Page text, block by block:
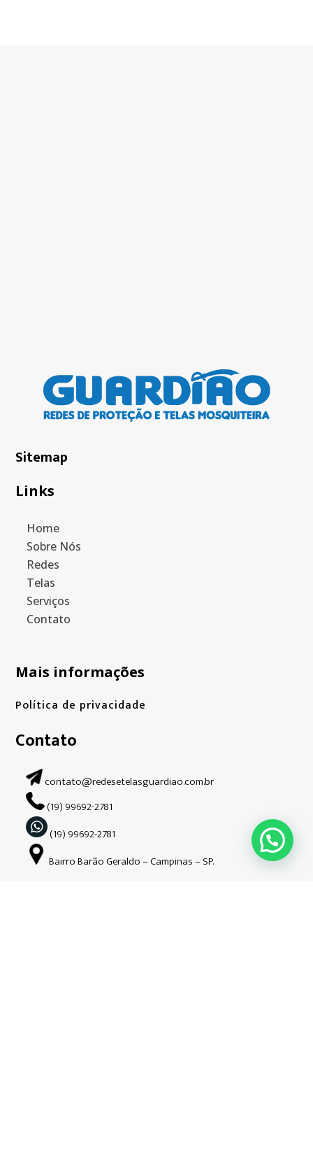
Sitemap
Links
Home
Sobre Nós
Redes
Telas
Serviços
Contato
Mais informações
Política de privacidade
Contato
contato@redesetelasguardiao.com.br
(19) 99692-2781
(19) 99692-2781
Bairro Barão Geraldo – Campinas – SP.